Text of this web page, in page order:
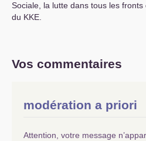
Sociale, la lutte dans tous les
du KKE.
Vos commentaires
modération a priori
Attention, votre message